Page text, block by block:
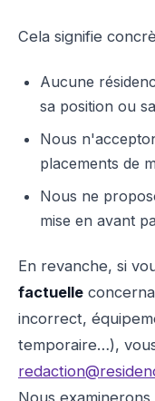
Cela signifie
Aucune
sa position ou
Nous
placements de
Nous ne
mise en avant
En revanche, si
factuelle
incorrect,
temporaire…),
Nous